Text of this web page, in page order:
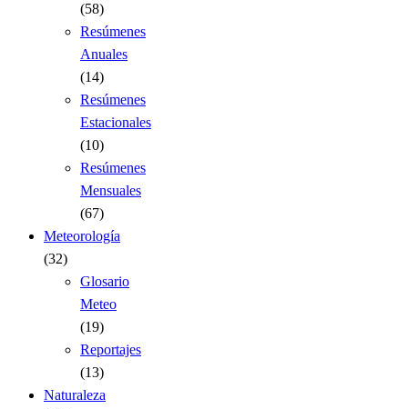
(58)
Resúmenes
Anuales
(14)
Resúmenes
Estacionales
(10)
Resúmenes
Mensuales
(67)
Meteorología
(32)
Glosario
Meteo
(19)
Reportajes
(13)
Naturaleza